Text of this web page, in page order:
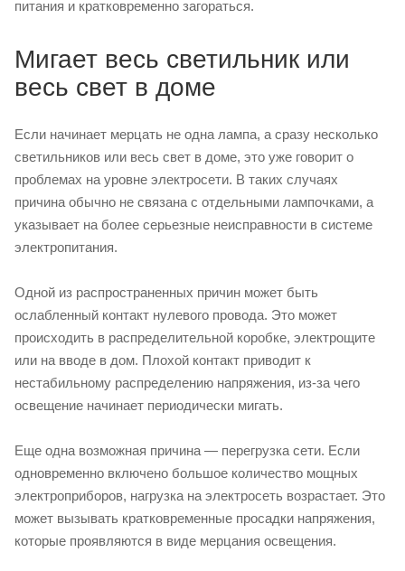
питания и кратковременно загораться.
Мигает весь светильник или
весь свет в доме
Если начинает мерцать не одна лампа, а сразу несколько
светильников или весь свет в доме, это уже говорит о
проблемах на уровне электросети. В таких случаях
причина обычно не связана с отдельными лампочками, а
указывает на более серьезные неисправности в системе
электропитания.
Одной из распространенных причин может быть
ослабленный контакт нулевого провода. Это может
происходить в распределительной коробке, электрощите
или на вводе в дом. Плохой контакт приводит к
нестабильному распределению напряжения, из-за чего
освещение начинает периодически мигать.
Еще одна возможная причина — перегрузка сети. Если
одновременно включено большое количество мощных
электроприборов, нагрузка на электросеть возрастает. Это
может вызывать кратковременные просадки напряжения,
которые проявляются в виде мерцания освещения.